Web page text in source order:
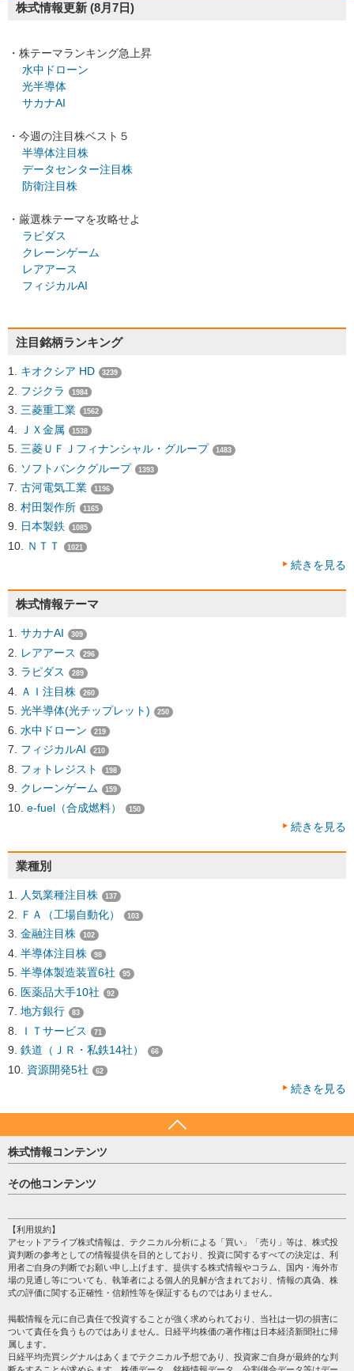
株式情報更新 (8月7日)
・株テーマランキング急上昇
水中ドローン
光半導体
サカナAI
・今週の注目株ベスト５
半導体注目株
データセンター注目株
防衛注目株
・厳選株テーマを攻略せよ
ラピダス
クレーンゲーム
レアアース
フィジカルAI
注目銘柄ランキング
キオクシア HD 3239
フジクラ 1984
三菱重工業 1562
ＪＸ金属 1538
三菱ＵＦＪフィナンシャル・グループ 1483
ソフトバンクグループ 1393
古河電気工業 1196
村田製作所 1165
日本製鉄 1085
ＮＴＴ 1021
続きを見る
株式情報テーマ
サカナAI 309
レアアース 296
ラピダス 289
ＡＩ注目株 260
光半導体(光チップレット) 250
水中ドローン 219
フィジカルAI 210
フォトレジスト 198
クレーンゲーム 159
e-fuel（合成燃料） 150
続きを見る
業種別
人気業種注目株 137
ＦＡ（工場自動化） 103
金融注目株 102
半導体注目株 98
半導体製造装置6社 95
医薬品大手10社 92
地方銀行 83
ＩＴサービス 71
鉄道（ＪＲ・私鉄14社） 66
資源開発5社 62
続きを見る
株式情報コンテンツ
日経平均
売買シグナル
株テーマ情報
海外市況
投資カレンダー
格付け情報
その他コンテンツ
個人情報保護方針
プライバシーポリシー
会社案内
サイトマップ
過去データ
【利用規約】
アセットアライブ株式情報は、テクニカル分析による「買い」「売り」等は、株式投
資判断の参考としての情報提供を目的としており、投資に関するすべての決定は、利
用者ご自身の判断でお願い申し上げます。提供する株式情報やコラム、国内・海外市
場の見通し等についても、執筆者による個人的見解が含まれており、情報の真偽、株
式の評価に関する正確性・信頼性等を保証するものではありません。
掲載情報を元に自己責任で投資することが強く求められており、当社は一切の損害に
ついて責任を負うものではありません。日経平均株価の著作権は日本経済新聞社に帰
属します。
日経平均売買シグナルはあくまでテクニカル予想であり、投資家ご自身が最終的な判